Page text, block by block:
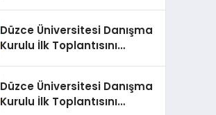
Düzce Üniversitesi Danışma
Kurulu İlk Toplantısını
Düzce Üniversitesi Danışma
Kurulu İlk Toplantısını